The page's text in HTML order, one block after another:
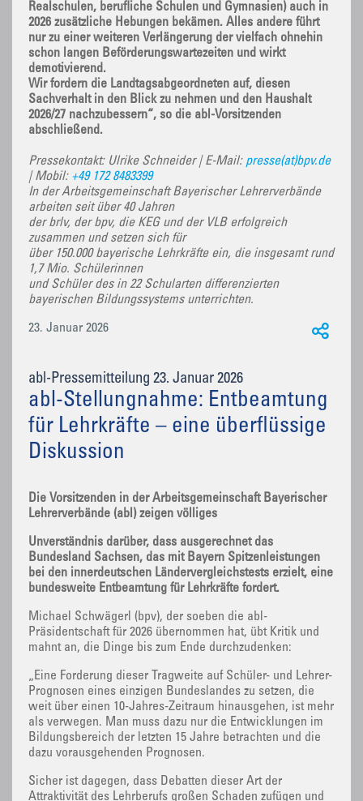
Realschulen, berufliche Schulen und Gymnasien) auch in
2026 zusätzliche Hebungen bekämen. Alles andere führt
nur zu einer weiteren Verlängerung der vielfach ohnehin
schon langen Beförderungswartezeiten und wirkt
demotivierend.
Wir fordern die Landtagsabgeordneten auf, diesen
Sachverhalt in den Blick zu nehmen und den Haushalt
2026/27 nachzubessern“, so die abl-Vorsitzenden
abschließend.
Pressekontakt: Ulrike Schneider | E-Mail: presse(at)bpv.de
| Mobil: +49 172 8483399
In der Arbeitsgemeinschaft Bayerischer Lehrerverbände
arbeiten seit über 40 Jahren
der brlv, der bpv, die KEG und der VLB erfolgreich
zusammen und setzen sich für
über 150.000 bayerische Lehrkräfte ein, die insgesamt rund
1,7 Mio. Schülerinnen
und Schüler des in 22 Schularten differenzierten
bayerischen Bildungssystems unterrichten.
23. Januar 2026
abl-Pressemitteilung 23. Januar 2026
abl-Stellungnahme: Entbeamtung
für Lehrkräfte – eine überflüssige
Diskussion
Die Vorsitzenden in der Arbeitsgemeinschaft Bayerischer
Lehrerverbände (abl) zeigen völliges
Unverständnis darüber, dass ausgerechnet das
Bundesland Sachsen, das mit Bayern Spitzenleistungen
bei den innerdeutschen Ländervergleichstests erzielt, eine
bundesweite Entbeamtung für Lehrkräfte fordert.
Michael Schwägerl (bpv), der soeben die abl-
Präsidentschaft für 2026 übernommen hat, übt Kritik und
mahnt an, die Dinge bis zum Ende durchzudenken:
„Eine Forderung dieser Tragweite auf Schüler- und Lehrer-
Prognosen eines einzigen Bundeslandes zu setzen, die
weit über einen 10-Jahres-Zeitraum hinausgehen, ist mehr
als verwegen. Man muss dazu nur die Entwicklungen im
Bildungsbereich der letzten 15 Jahre betrachten und die
dazu vorausgehenden Prognosen.
Sicher ist dagegen, dass Debatten dieser Art der
Attraktivität des Lehrberufs großen Schaden zufügen und